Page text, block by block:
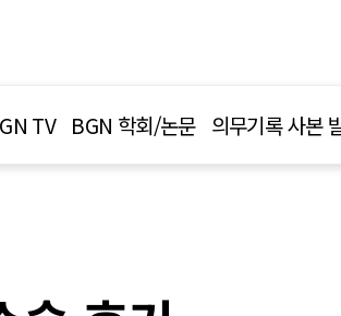
TV BGN 학회/논문 의무기록 사본